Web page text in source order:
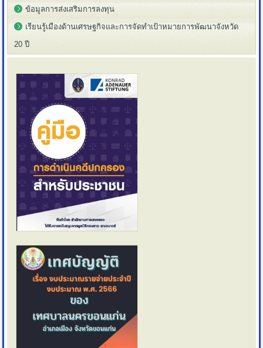
ข้อมูลการส่งเสริมการลงทุน
เรียนรู้เมืองด้านเศรษฐกิจและการจัดทำเป้าหมายการพัฒนาจังหวัด
20 ปี